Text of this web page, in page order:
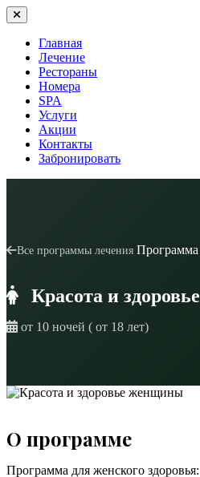
Главная
Лечение
Рестораны
Номера
SPA
Услуги
Акции
Контакты
Забронировать
Все программы лечения Программа
Красота и
от 10 ночей ( от 18 лет)
О программе
Программа для женского